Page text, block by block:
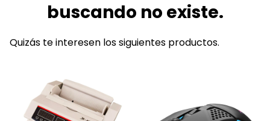
buscando no existe.
Quizás te interesen los siguientes productos.